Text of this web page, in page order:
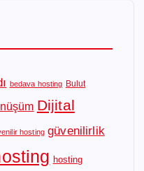
bedava hosting Bulut
Dijital
hosting güvenilirlik
hosting